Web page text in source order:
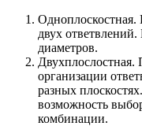
Одноплоскостная.
двух
диаметров.
Двухплослостная.
организации
разных
возможность
комбинации.